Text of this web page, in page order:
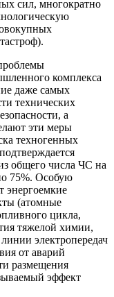
сил, многократно
комплекса
даже самых
технических
а
эти меры
техногенных
общего числа ЧС на
75%. Особую
энергоемкие
(атомные
цикла,
тяжелой химии,
электропередач
от аварий
размещения
эффект